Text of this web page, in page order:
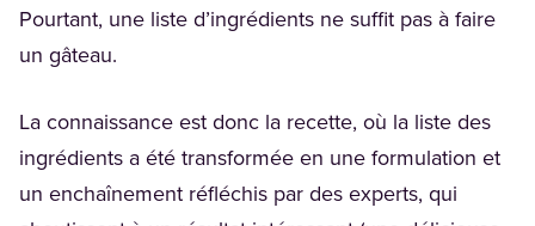
Pourtant, une liste d’ingrédients ne suffit pas à faire
un gâteau.
La connaissance est donc la recette, où la liste des
ingrédients a été transformée en une formulation et
un enchaînement réfléchis par des experts, qui